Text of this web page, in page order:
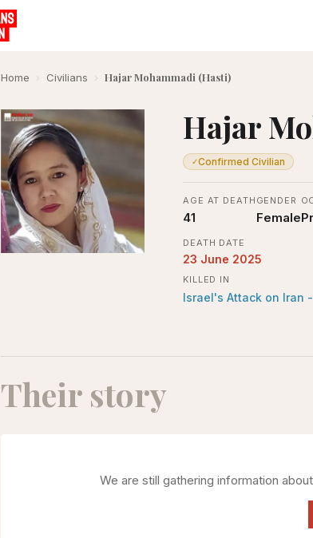
Home › Civilians › Hajar Mohammadi (Hasti)
Hajar
✓Confirmed Civilian
AGE AT DEATH
41
GENDER
Female
DEATH DATE
23 June 2025
KILLED IN
Israel's Attack on Iran
Their story
We are still gathering information about